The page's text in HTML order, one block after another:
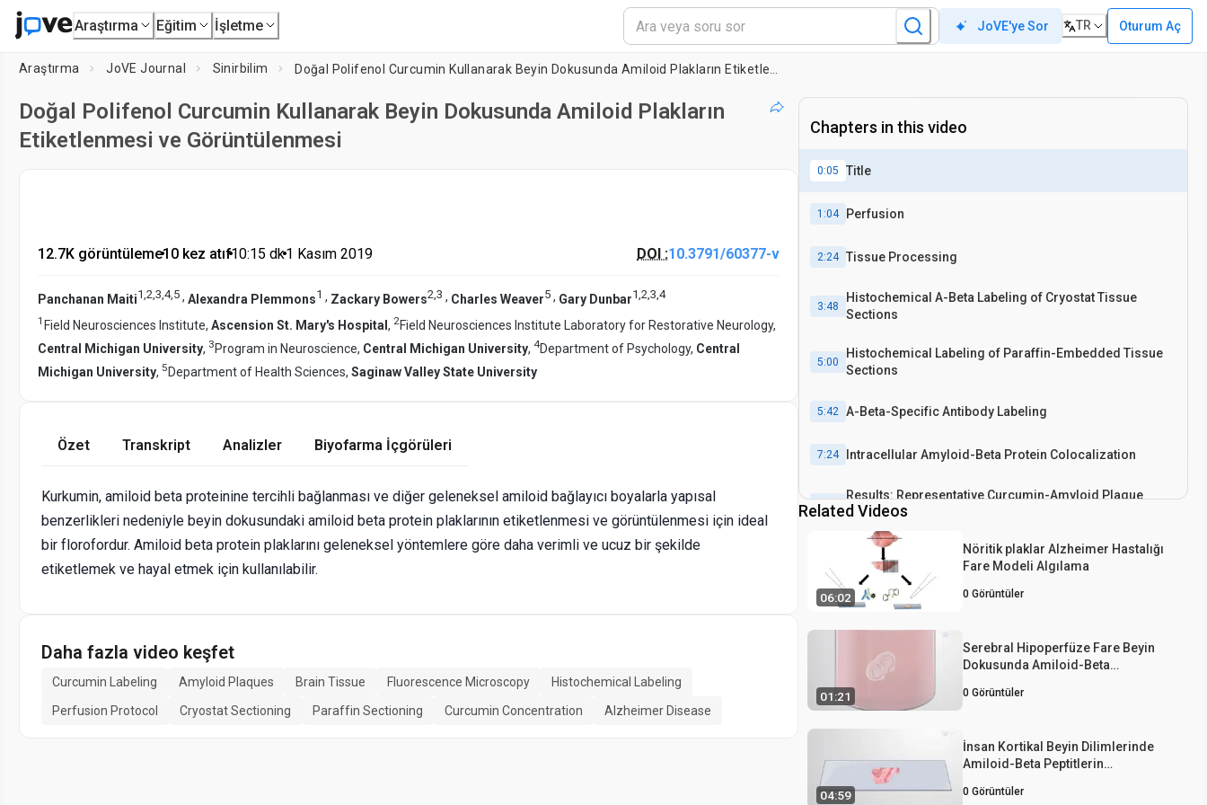
Araştırma Eğitim İşletme JoVE'ye Sor TR Oturum Aç
Araştırma JoVE Journal Sinirbilim
Doğal Polifenol Curcumin Kullanarak Beyin Dokusunda Amiloid Plakların
Etiketlenmesi ve Görüntülenmesi
12.7K görüntüleme•10 kez atıf•10:15 dk•1 Kasım 2019 DOI :10.3791/60377-v
Panchanan Maiti1,2,3,4,5 , Alexandra Plemmons1 , Zackary Bowers2,3 , Charles Weaver5 , Gary Dunbar1,2,3,4
1 Field Neurosciences Institute, Ascension St. Mary's Hospital , 2Field Neurosciences Institute Laboratory for Restorative Neurology,
Central Michigan University, 3 Program in Neuroscience, Central Michigan University, 4Department of Psychology, Central
Michigan University, 5 Department of Health Sciences, Saginaw Valley State University
Özet Transkript Analizler Biyofarma İçgörüleri
Kurkumin, amiloid beta proteinine tercihli bağlanması ve diğer geleneksel amiloid bağlayıcı boyalarla yapısal
benzerlikleri nedeniyle beyin dokusundaki amiloid beta protein plaklarının etiketlenmesi ve görüntülenmesi için ideal
bir florofordur. Amiloid beta protein plaklarını geleneksel yöntemlere göre daha verimli ve ucuz bir şekilde
etiketlemek ve hayal etmek için kullanılabilir.
Daha fazla video keşfet
Curcumin Labeling Amyloid Plaques Brain Tissue Fluorescence Microscopy
Histochemical Labeling
Perfusion Protocol
Cryostat Sectioning Paraffin Sectioning Curcumin Concentration Alzheimer Disease
Chapters in this video
0:05 Title
1:04 Perfusion
2:24 Tissue Processing
3:48
Histochemical A-Beta Labeling of Cryostat Tissue
Sections
5:00
Histochemical Labeling of Paraffin-Embedded Tissue
Sections
5:42 A-Beta-Specific Antibody Labeling
7:24 Intracellular Amyloid-Beta Protein Colocalization
8:00
Results: Representative Curcumin-Amyloid Plaque
Labeling and Imaging
Conclusion
Related Videos
06:02
Nöritik plaklar Alzheimer Hastalığı
Fare Modeli Algılama
0 Görüntüler
01:21
Serebral Hipoperfüze Fare Beyin
Dokusunda Amiloid-Beta
Boyaması
0 Görüntüler
04:59
İnsan Kortikal Beyin Dilimlerinde
Amiloid-Beta Peptitlerin
0 Görüntüler